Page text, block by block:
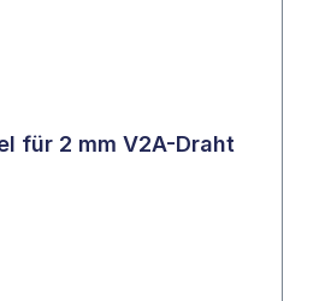
für 2 mm V2A-Draht